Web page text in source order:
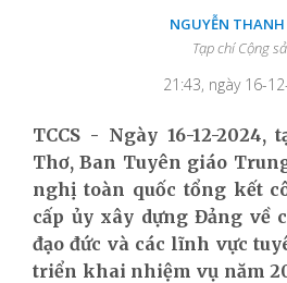
NGUYỄN THANH
Tạp chí Cộng
21:43, ngày 16-
TCCS - Ngày 16-12-2024,
Thơ, Ban Tuyên giáo
nghị toàn quốc tổng kết
cấp ủy xây dựng Đảng về
đạo đức và các lĩnh vực
triển khai nhiệm vụ năm